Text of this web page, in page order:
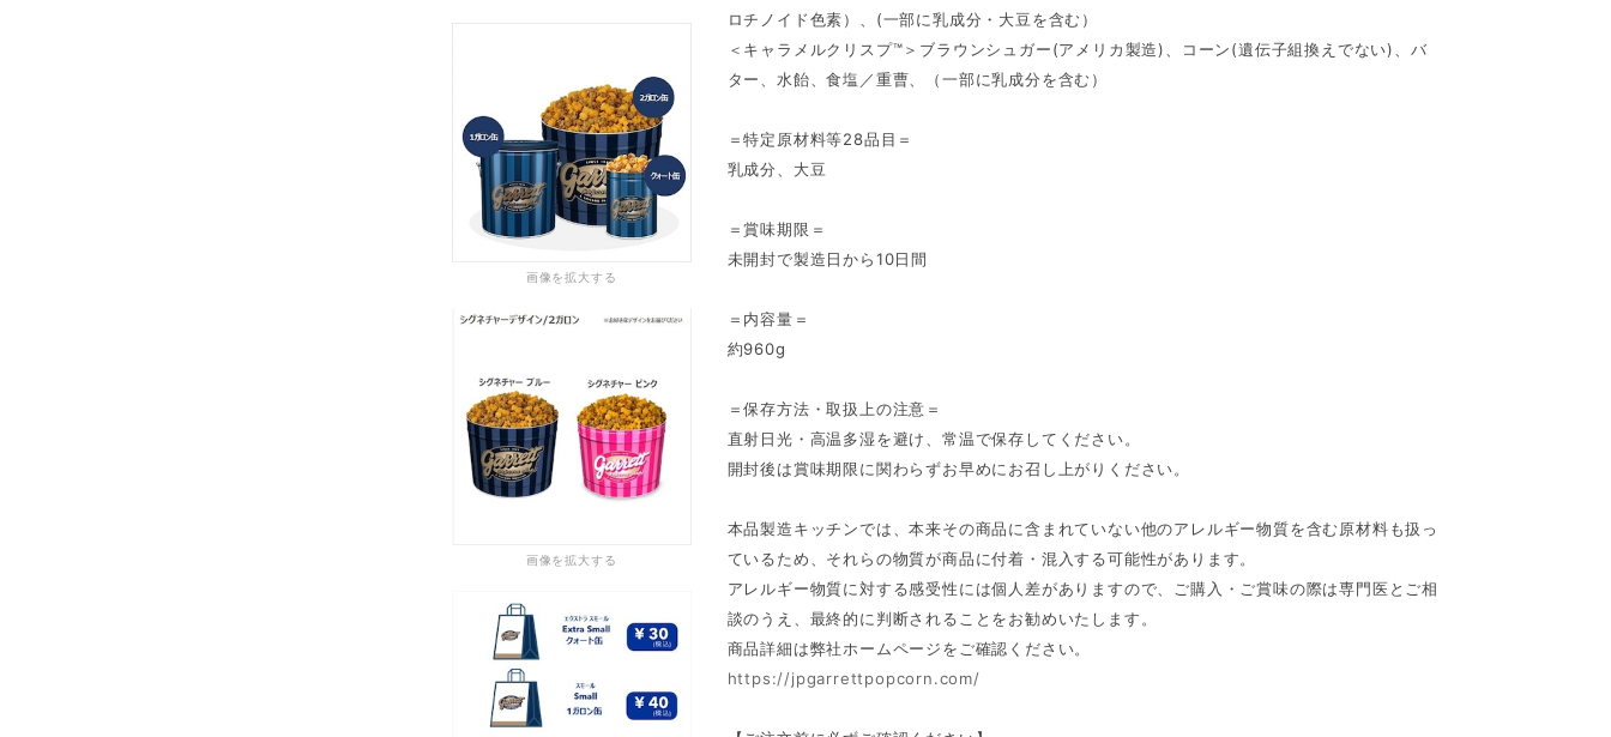
画像を拡大する
画像を拡大する
ロチノイド色素）、(一部に乳成分・大豆を含む）
＜キャラメルクリスプ™＞ブラウンシュガー(アメリカ製造)、コーン(遺伝子組換えでない)、バ
ター、水飴、食塩／重曹、（一部に乳成分を含む）
＝特定原材料等28品目＝
乳成分、大豆
＝賞味期限＝
未開封で製造日から10日間
＝内容量＝
約960g
＝保存方法・取扱上の注意＝
直射日光・高温多湿を避け、常温で保存してください。
開封後は賞味期限に関わらずお早めにお召し上がりください。
本品製造キッチンでは、本来その商品に含まれていない他のアレルギー物質を含む原材料も扱っ
ているため、それらの物質が商品に付着・混入する可能性があります。
アレルギー物質に対する感受性には個人差がありますので、ご購入・ご賞味の際は専門医とご相
談のうえ、最終的に判断されることをお勧めいたします。
商品詳細は弊社ホームページをご確認ください。
https://jpgarrettpopcorn.com/